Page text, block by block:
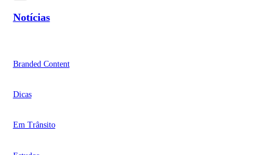
Notícias
Branded Content
Dicas
Em Trânsito